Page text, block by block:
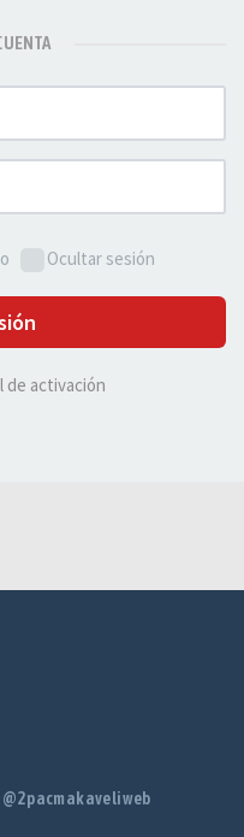
Ocultar sesión
de activación
@2pacmakaveliweb